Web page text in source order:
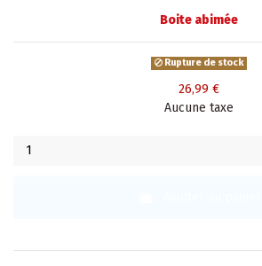
Boite abimée
Rupture de stock
26,99 €
Aucune taxe